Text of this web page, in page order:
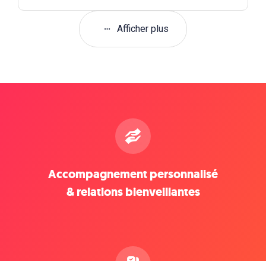
Afficher plus
Accompagnement personnalisé
& relations bienveillantes